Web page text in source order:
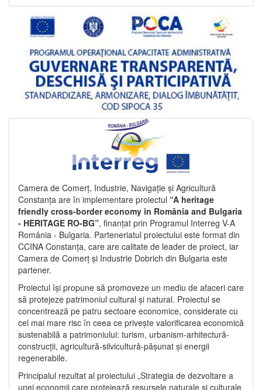
Camera de Comerț, Industrie, Navigație și Agricultură
Constanța are în implementare proiectul “A heritage
friendly cross-border economy in România and Bulgaria
- HERITAGE RO-BG”, finanțat prin Programul Interreg V-A
România - Bulgaria. Parteneriatul proiectului este format din
CCINA Constanța, care are calitate de leader de proiect, iar
Camera de Comerț și Industrie Dobrich din Bulgaria este
partener.
Proiectul își propune să promoveze un mediu de afaceri care
să protejeze patrimoniul cultural și natural. Proiectul se
concentrează pe patru sectoare economice, considerate cu
cel mai mare risc în ceea ce privește valorificarea economică
sustenabilă a patrimoniului: turism, urbanism-arhitectură-
construcții, agricultură-silvicultură-pășunat și energii
regenerabile.
Principalul rezultat al proiectului „Strategia de dezvoltare a
unei economii care protejează resursele naturale și culturale